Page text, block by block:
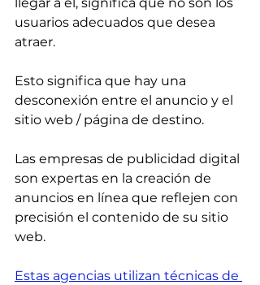
llegar a él, significa que no son los
usuarios adecuados que desea
atraer.
Esto significa que hay una
desconexión entre el anuncio y el
sitio web / página de destino.
Las empresas de publicidad digital
son expertas en la creación de
anuncios en línea que reflejen con
precisión el contenido de su sitio
web.
Estas agencias utilizan técnicas de